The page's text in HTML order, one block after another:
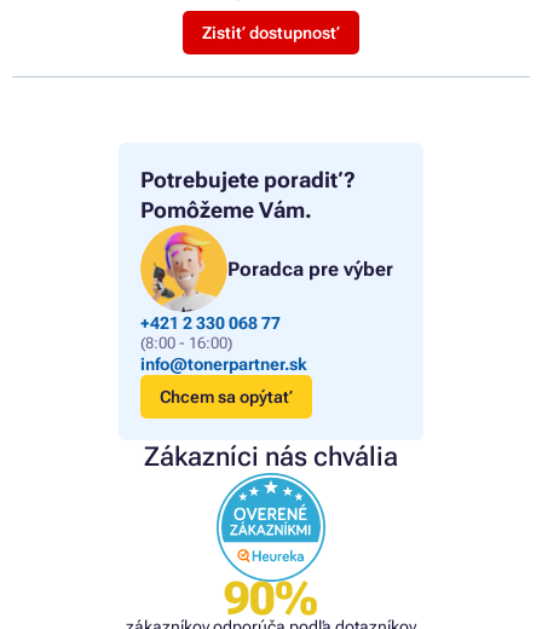
Potrebujete poradiť?
Pomôžeme Vám.
Poradca pre výber
+421 2 330 068 77
(8:00 - 16:00)
info@tonerpartner.sk
Chcem sa opýtať
Zákazníci nás chvália
90%
Zistiť dostupnosť